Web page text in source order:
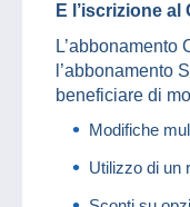
E l’iscrizione al
L’abbonamento
l’abbonamento
beneficiare di
Modifiche
Utilizzo di un